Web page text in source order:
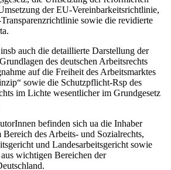
der EU-Vereinbarkeitsrichtlinie,
sowie die revidierte
auch die detaillierte Darstellung der
des deutschen Arbeitsrechts
auf die Freiheit des Arbeitsmarktes
sowie die Schutzpflicht-Rsp des
im Lichte wesentlicher im Grundgesetz
befinden sich ua die Inhaber
des Arbeits- und Sozialrechts,
und Landesarbeitsgericht sowie
wichtigen Bereichen der